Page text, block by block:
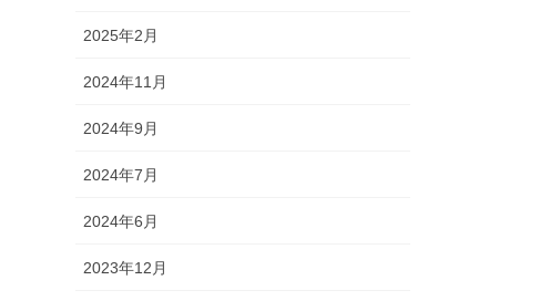
2025年2月
2024年11月
2024年9月
2024年7月
2024年6月
2023年12月